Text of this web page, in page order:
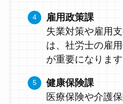
雇用政策課
失業対策や雇用
は、社労士の雇
が重要になります
健康保険課
医療保険や介護